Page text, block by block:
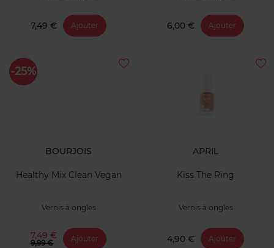
7,49 € Ajouter 6,00 € Ajouter
-25%
BOURJOIS
Healthy Mix Clean Vegan
Vernis à ongles
7,49 €
9,99 € Ajouter
APRIL
Kiss The Ring
Vernis à ongles
4,90 € Ajouter